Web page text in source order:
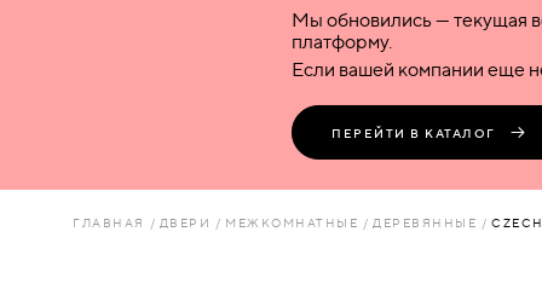
НАЗАД
ПЛАСТИКОВЫЕ
Межкомнатные
Деревянные
Пластиковые
Комбинированные
Входные
Металлические
Пластиковые
Стеклянные
Комбинированные
Специализированные
Металлические
Пластиковые
Стеклянные
Комбинированные
Мы обновились — текущая
платформу.
Если вашей компании еще
ПЕРЕЙТИ В КАТАЛОГ
ГЛАВНАЯ ДВЕРИ МЕЖКОМНАТНЫЕ ДЕРЕВЯННЫЕ